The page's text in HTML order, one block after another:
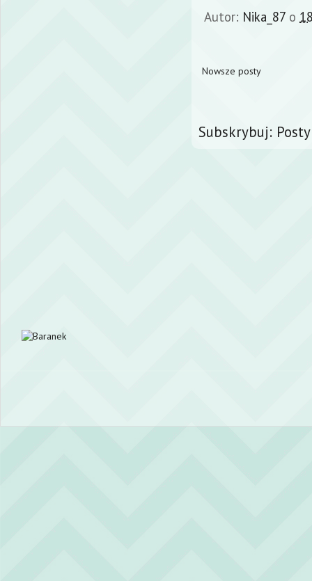
Autor: Nika_87 o
Nowsze posty
Subskrybuj: